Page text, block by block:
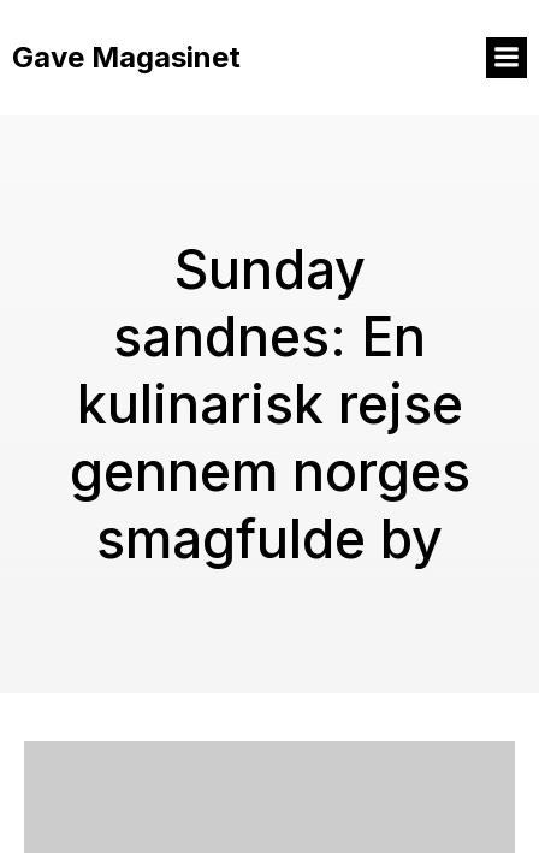
indhold
Gave Magasinet
Sunday
sandnes: En
kulinarisk rejse
gennem norges
smagfulde by